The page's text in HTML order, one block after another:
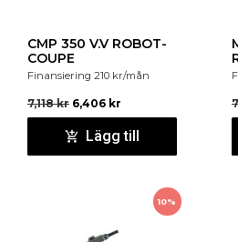
CMP 350 V.V ROBOT-
COUPE
Finansiering 210 kr/mån
7,118kr 6,406 kr
Lägg till
10%